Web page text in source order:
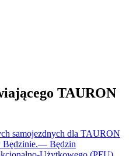
TAURON
samojezdnych dla TAURON
Będzinie.— Będzin